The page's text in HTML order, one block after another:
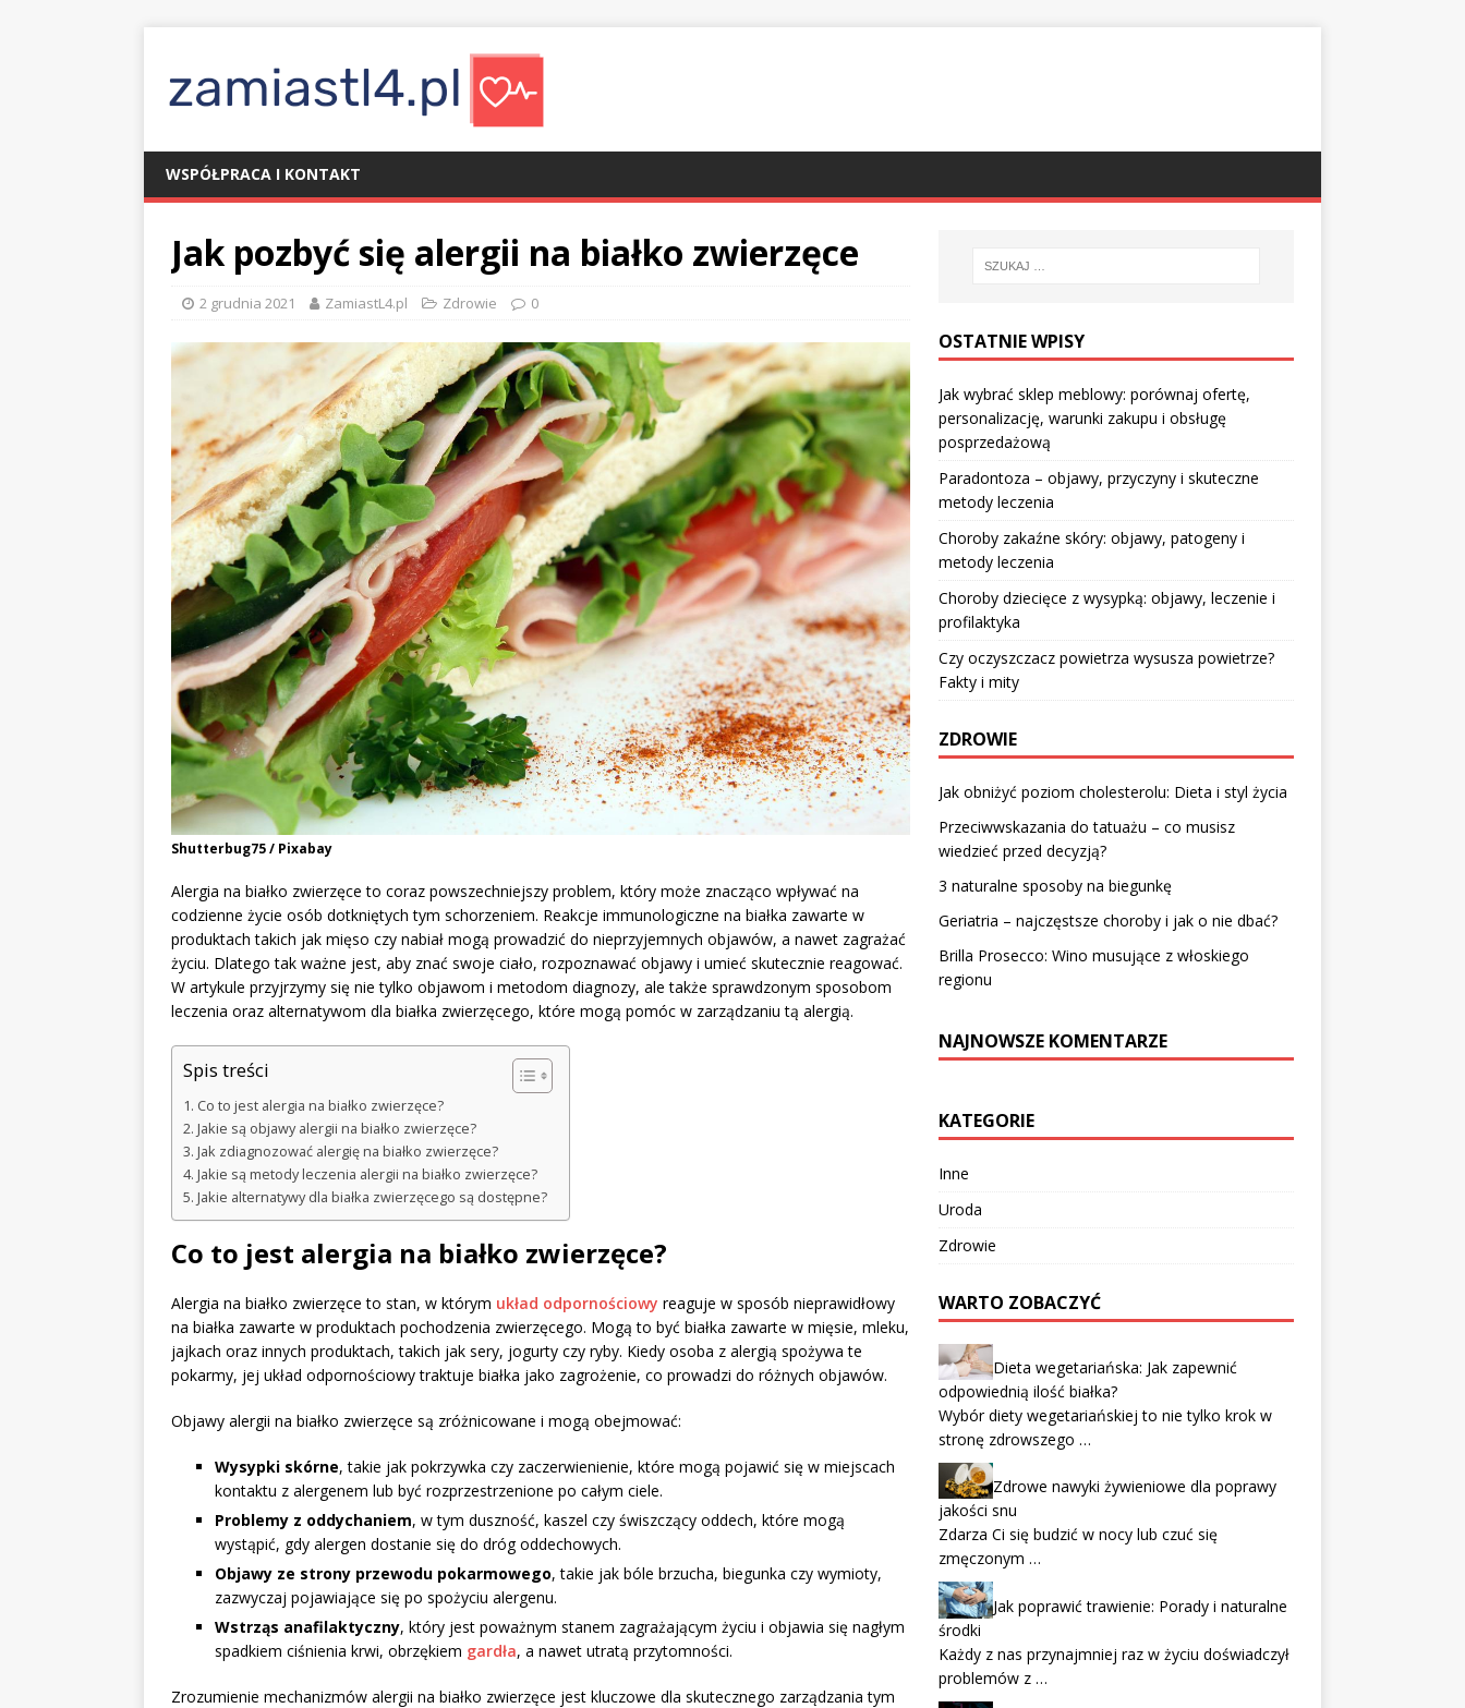
WSPÓŁPRACA I KONTAKT
Jak pozbyć się alergii na białko zwierzęce
2 grudnia 2021 ZamiastL4.pl Zdrowie 0
Shutterbug75 / Pixabay
Alergia na białko zwierzęce to coraz powszechniejszy problem, który może znacząco wpływać na
codzienne życie osób dotkniętych tym schorzeniem. Reakcje immunologiczne na białka zawarte w
produktach takich jak mięso czy nabiał mogą prowadzić do nieprzyjemnych objawów, a nawet zagrażać
życiu. Dlatego tak ważne jest, aby znać swoje ciało, rozpoznawać objawy i umieć skutecznie reagować.
W artykule przyjrzymy się nie tylko objawom i metodom diagnozy, ale także sprawdzonym sposobom
leczenia oraz alternatywom dla białka zwierzęcego, które mogą pomóc w zarządzaniu tą alergią.
Spis treści
Co to jest alergia na białko zwierzęce?
Jakie są objawy alergii na białko zwierzęce?
Jak zdiagnozować alergię na białko zwierzęce?
Jakie są metody leczenia alergii na białko zwierzęce?
Jakie alternatywy dla białka zwierzęcego są dostępne?
Co to jest alergia na białko zwierzęce?
Alergia na białko zwierzęce to stan, w którym układ odpornościowy reaguje w sposób nieprawidłowy
na białka zawarte w produktach pochodzenia zwierzęcego. Mogą to być białka zawarte w mięsie, mleku,
jajkach oraz innych produktach, takich jak sery, jogurty czy ryby. Kiedy osoba z alergią spożywa te
pokarmy, jej układ odpornościowy traktuje białka jako zagrożenie, co prowadzi do różnych objawów.
Objawy alergii na białko zwierzęce są zróżnicowane i mogą obejmować:
Wysypki skórne, takie jak pokrzywka czy zaczerwienienie, które mogą pojawić się w miejscach
kontaktu z alergenem lub być rozprzestrzenione po całym ciele.
Problemy z oddychaniem, w tym duszność, kaszel czy świszczący oddech, które mogą
wystąpić, gdy alergen dostanie się do dróg oddechowych.
Objawy ze strony przewodu pokarmowego, takie jak bóle brzucha, biegunka czy wymioty,
zazwyczaj pojawiające się po spożyciu alergenu.
Wstrząs anafilaktyczny, który jest poważnym stanem zagrażającym życiu i objawia się nagłym
spadkiem ciśnienia krwi, obrzękiem gardła, a nawet utratą przytomności.
Zrozumienie mechanizmów alergii na białko zwierzęce jest kluczowe dla skutecznego zarządzania tym
OSTATNIE WPISY
Jak wybrać sklep meblowy: porównaj ofertę,
personalizację, warunki zakupu i obsługę
posprzedażową
Paradontoza – objawy, przyczyny i skuteczne
metody leczenia
Choroby zakaźne skóry: objawy, patogeny i
metody leczenia
Choroby dziecięce z wysypką: objawy, leczenie i
profilaktyka
Czy oczyszczacz powietrza wysusza powietrze?
Fakty i mity
ZDROWIE
Jak obniżyć poziom cholesterolu: Dieta i styl życia
Przeciwwskazania do tatuażu – co musisz
wiedzieć przed decyzją?
3 naturalne sposoby na biegunkę
Geriatria – najczęstsze choroby i jak o nie dbać?
Brilla Prosecco: Wino musujące z włoskiego
regionu
NAJNOWSZE KOMENTARZE
KATEGORIE
Inne
Uroda
Zdrowie
WARTO ZOBACZYĆ
Dieta wegetariańska: Jak zapewnić
odpowiednią ilość białka?
Wybór diety wegetariańskiej to nie tylko krok w
stronę zdrowszego …
Zdrowe nawyki żywieniowe dla poprawy
jakości snu
Zdarza Ci się budzić w nocy lub czuć się
zmęczonym …
Jak poprawić trawienie: Porady i naturalne
środki
Każdy z nas przynajmniej raz w życiu doświadczył
problemów z …